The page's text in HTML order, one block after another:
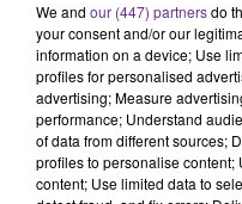
L'INSPECTION DU
L'ORDRE SUR LES
Alors que les dates
We and our (447) partnersdo
your consent and/or our
information on a device; Use
profiles for personalised
advertising; Measure
performance; Understand
of data from different sources;
profiles to personalise
content; Use limited data to